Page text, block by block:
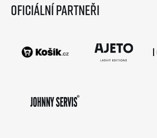
Oficiální partneři